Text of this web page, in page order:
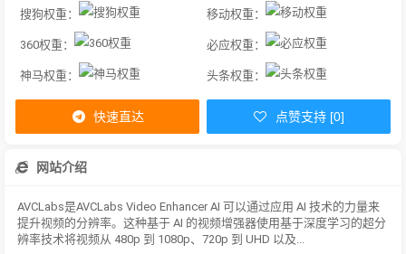
搜狗权重： 移动权重：
360权重： 必应权重：
神马权重： 头条权重：
快速直达 点赞支持 [0]
网站介绍
AVCLabs是AVCLabs Video Enhancer AI 可以通过应用 AI 技术的力量来
提升视频的分辨率。这种基于 AI 的视频增强器使用基于深度学习的超分
辨率技术将视频从 480p 到 1080p、720p 到 UHD 以及...